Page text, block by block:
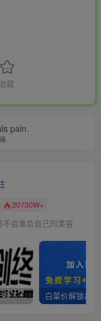
收藏
pain.
20730W+
会辜负自己的笑容
全网VIP课程 无损下载~